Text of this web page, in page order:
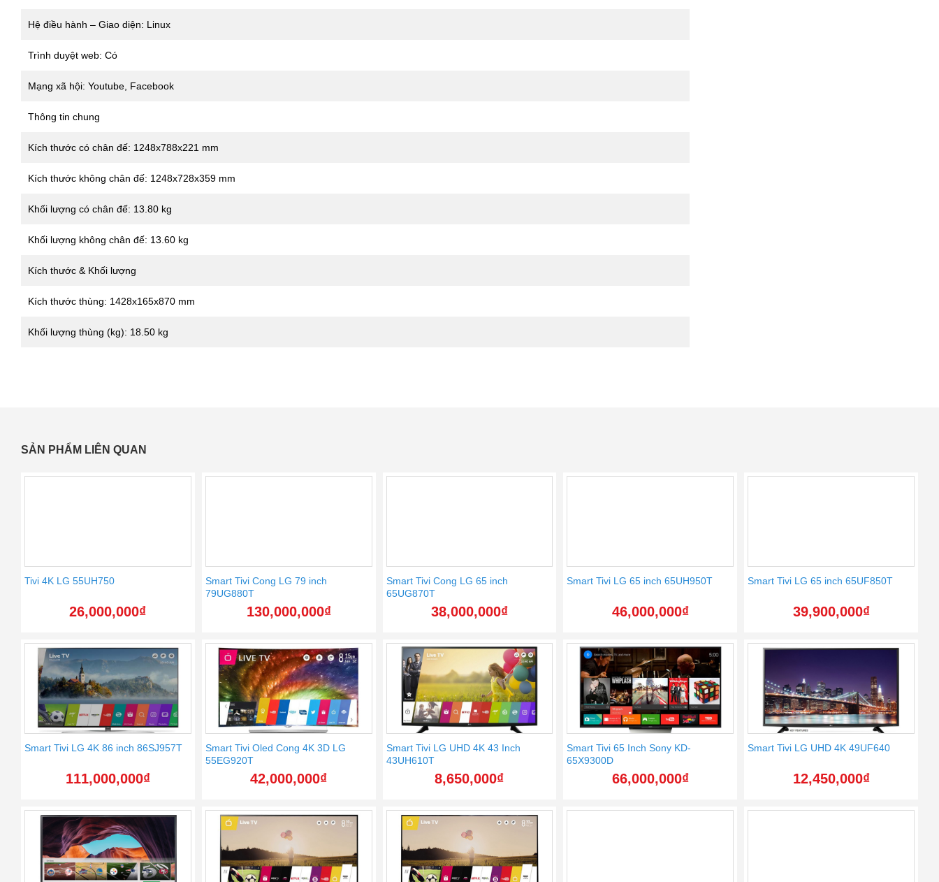
Hệ điều hành – Giao diện: Linux
Trình duyệt web: Có
Mạng xã hội: Youtube, Facebook
Thông tin chung
Kích thước có chân đế: 1248x788x221 mm
Kích thước không chân đế: 1248x728x359 mm
Khối lượng có chân đế: 13.80 kg
Khối lượng không chân đế: 13.60 kg
Kích thước & Khối lượng
Kích thước thùng: 1428x165x870 mm
Khối lượng thùng (kg): 18.50 kg
SẢN PHẨM LIÊN QUAN
Tivi 4K LG 55UH750
26,000,000₫
Smart Tivi Cong LG 79 inch
79UG880T
130,000,000₫
Smart Tivi Cong LG 65 inch
65UG870T
38,000,000₫
Smart Tivi LG 65 inch 65UH950T
46,000,000₫
Smart Tivi LG 65 inch 65UF850T
39,900,000₫
Smart Tivi LG 4K 86 inch 86SJ957T
111,000,000₫
Smart Tivi Oled Cong 4K 3D LG
55EG920T
42,000,000₫
Smart Tivi LG UHD 4K 43 Inch
43UH610T
8,650,000₫
Smart Tivi 65 Inch Sony KD-
65X9300D
66,000,000₫
Smart Tivi LG UHD 4K 49UF640
12,450,000₫